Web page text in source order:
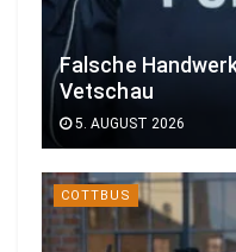
Falsche
Vetschau
5. AUGUST 2026
COTTBUS